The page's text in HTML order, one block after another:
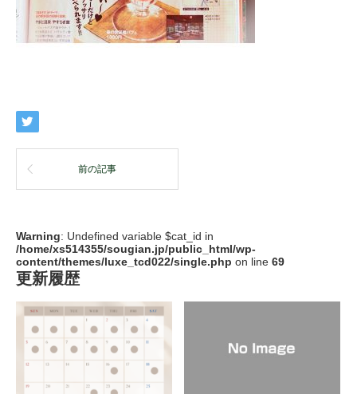
前の記事
Warning: Undefined variable $cat_id in
/home/xs514355/sougian.jp/public_html/wp-
content/themes/luxe_tcd022/single.php on line 69
更新履歴